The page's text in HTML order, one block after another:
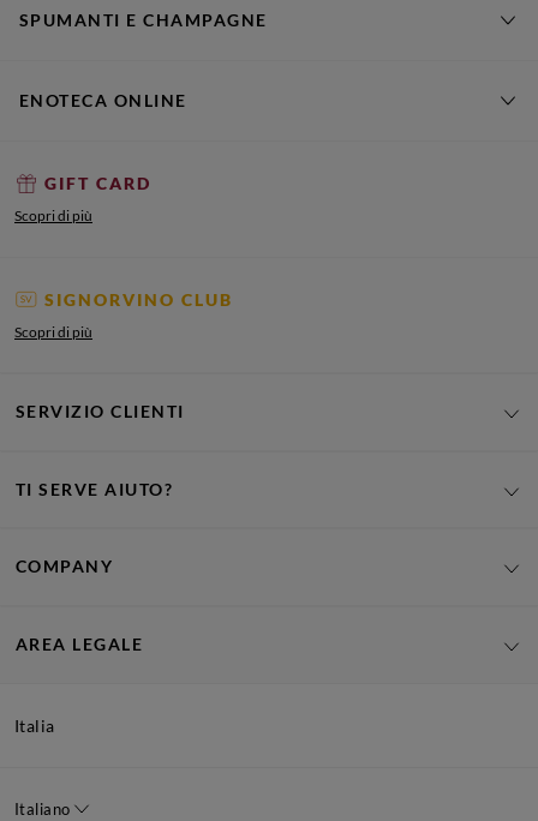
SPUMANTI E CHAMPAGNE
ENOTECA ONLINE
GIFT CARD
Scopri di più
SIGNORVINO CLUB
Scopri di più
SERVIZIO CLIENTI
TI SERVE AIUTO?
COMPANY
AREA LEGALE
Italia
Italiano